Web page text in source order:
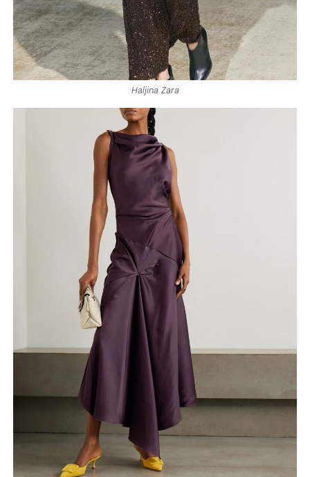
Haljina Zara